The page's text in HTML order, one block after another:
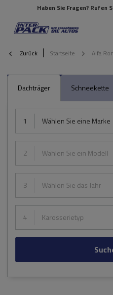
Haben Sie Fragen? Rufen
Zurück Startseite Alfa
Dachträger Schneekette
1 Wählen Sie eine Marke
2 Wählen Sie ein Modell
3 Wählen Sie das Jahr
4 Karosserietyp